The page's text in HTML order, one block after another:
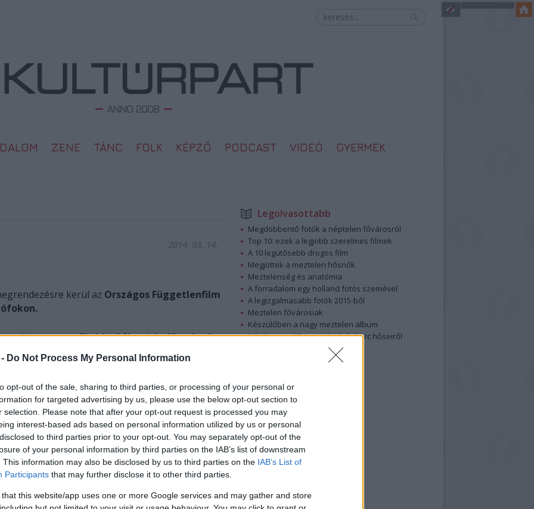
Do Not Process My Personal Information
opt-out of the sale, sharing to third parties, or processing of your personal or
for targeted advertising by us, please use the below opt-out section to
selection. Please note that after your opt-out request is processed you may
interest-based ads based on personal information utilized by us or personal
to third parties prior to your opt-out. You may separately opt-out of the
of your personal information by third parties on the IAB’s list of downstream
This information may also be disclosed by us to third parties on the IAB’s List of
Participants that may further disclose it to other third parties.
that this website/app uses one or more Google services and may gather and store
ZENE TÁNC FOLK KÉPZŐ PODCAST VIDEÓ GYERMEK
2014. 03. 14.
kerül az Országos Függetlenfilm
a magyar filmkészítők szürkeállományát
os díjalappal, melyet a legjobb alkotások
18-án!
köre ismerje alkotásait, hanem szakmai
kamerát, virtuális ollót, készítse el és nevezze be
Függetlenfilm Fesztiválra!
Legolvasottabb
Megdöbbentő fotók a néptelen fővárosról
Top 10: ezek a legjobb szerelmes filmek
A 10 legütősebb drogos film
Megjöttek a meztelen hősnők
Meztelenség és anatómia
A forradalom egy holland fotós szemével
A legizgalmasabb fotók 2015-ből
Meztelen fővárosiak
Készülőben a nagy meztelen album
Nézd meg a 48-as szabadságharc hőseiről